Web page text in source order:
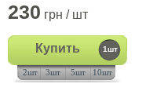
230 грн / шт
Купить 1шт
2шт 3шт 5шт 10шт